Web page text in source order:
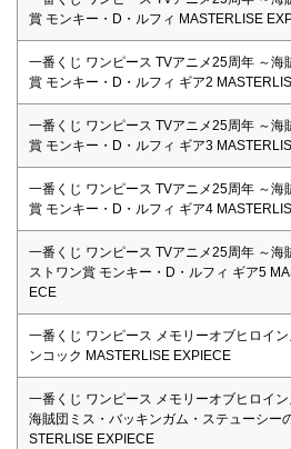
賞 モンキー・D・ルフィ MASTERLISE
一番くじ ワンピース TVアニメ25周年 ～海
賞 モンキー・D・ルフィ ギア2
一番くじ ワンピース TVアニメ25周年 ～海
賞 モンキー・D・ルフィ ギア3
一番くじ ワンピース TVアニメ25周年 ～海
賞 モンキー・D・ルフィ ギア4
一番くじ ワンピース TVアニメ25周年 ～海
ストワン賞 モンキー・D・ルフィ ギア5
ECE
一番くじ ワンピース メモリーオブヒロイ
ンコック MASTERLISE EXPIECE
一番くじ ワンピース メモリーオブヒロイ
海賊団ミス・バッキンガム・ステューシー
STERLISE EXPIECE